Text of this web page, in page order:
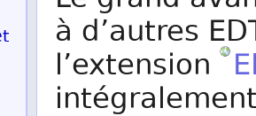
à d’autres
l’extension